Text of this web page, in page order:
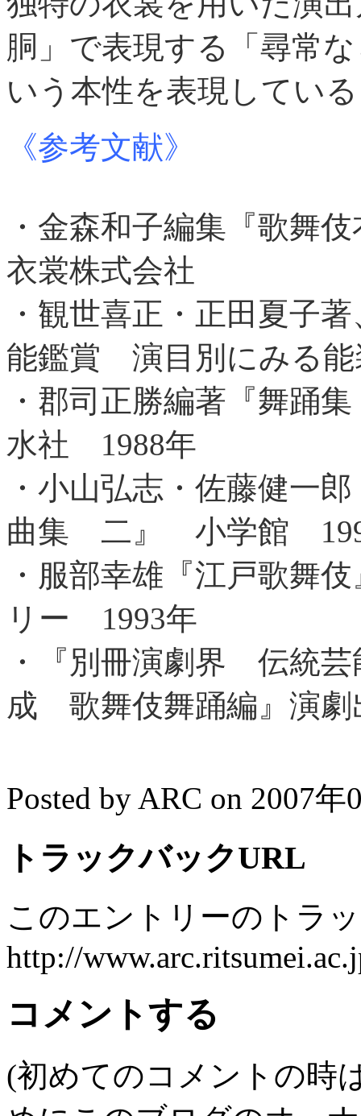
胴」で表現する「尋常
いう本性を表現してい
《参考文献》
・金森和子編集『歌舞
衣裳株式会社
・観世喜正・正田夏子
能鑑賞 演目別にみる
・郡司正勝編著『舞
水社 1988年
・小山弘志・佐藤健一
曲集 二』 小学館
・服部幸雄『江戸歌舞
リー 1993年
・『別冊演劇界 伝統
成 歌舞伎舞踊編』演
Posted by ARC on 2007
トラックバックURL
このエントリーのトラ
http://
コメントする
(初めてのコメントの時